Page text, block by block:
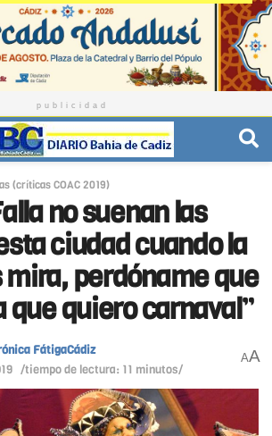
publicidad
(críticas COAC 2019)
no suenan las
ciudad cuando la
perdóname que
que quiero carnaval”
FátigaCádiz
/tiempo de lectura: 11 minutos/
AA